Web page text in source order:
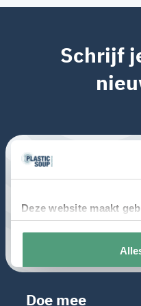
Schrijf
Doe mee